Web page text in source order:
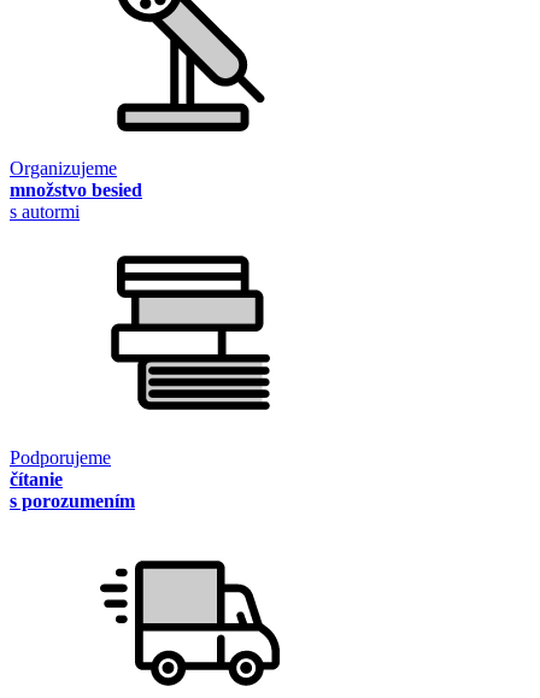
Organizujeme
množstvo besied
s autormi
Podporujeme
čítanie
s porozumením